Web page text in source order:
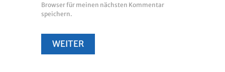
Browser für meinen nächsten Kommentar
speichern.